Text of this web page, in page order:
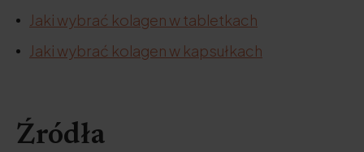
Jaki wybrać kolagen w tabletkach
Jaki wybrać kolagen w kapsułkach
Źródła